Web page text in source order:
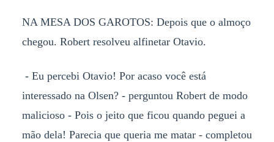
NA MESA DOS GAROTOS: Depois que o almoço
chegou. Robert resolveu alfinetar Otavio.
- Eu percebi Otavio! Por acaso você está
interessado na Olsen? - perguntou Robert de modo
malicioso - Pois o jeito que ficou quando peguei a
mão dela! Parecia que queria me matar - completou